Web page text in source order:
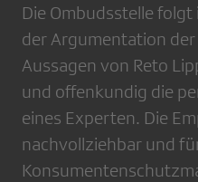
Die Ombudsstelle
der Argumentation der
Aussagen von Reto
und offenkundig die
eines Experten. Die
nachvollziehbar und